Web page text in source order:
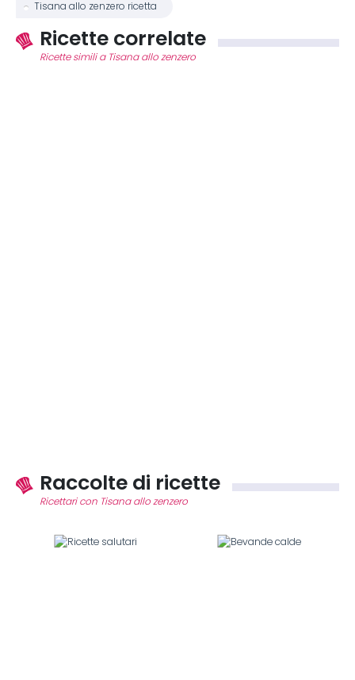
Tisana allo zenzero ricetta
Ricette correlate
Ricette simili a Tisana allo zenzero
Raccolte di ricette
Ricettari con Tisana allo zenzero